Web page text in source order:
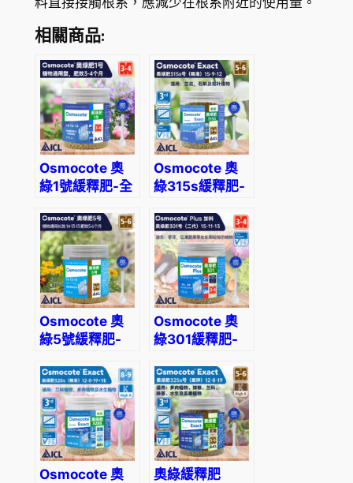
0
適
合
綠
植
物
、
木
本
植
物
使
用
數
量
相關商品:
Osmocote 奧
綠1號緩釋肥-全
Osmocote 奧
綠315s緩釋肥-
斛、觀葉植物使
用
Osmocote 奧
綠5號緩釋肥-
Osmocote 奧
綠301緩釋肥-
使用
Osmocote 奧
奧綠緩釋肥